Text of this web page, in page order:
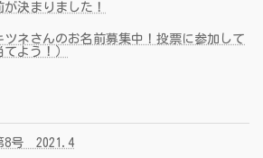
決まりました！
ネさんのお名前募集中！投票に参加して
よう！）
8号 2021.4